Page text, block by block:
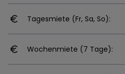
Tagesmiete (Fr, Sa, So):
Wochenmiete (7 Tage):